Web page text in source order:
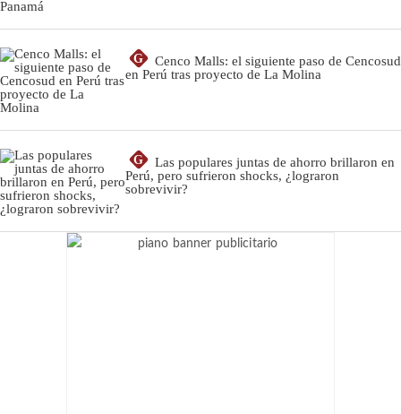
G
Cenco Malls: el siguiente paso de Cencosud
en Perú tras proyecto de La Molina
G
Las populares juntas de ahorro brillaron en
Perú, pero sufrieron shocks, ¿lograron
sobrevivir?